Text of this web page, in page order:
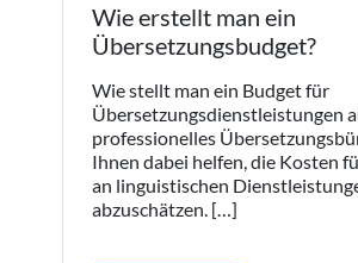
Wie erstellt man ein
Übersetzungsbudget?
Wie stellt man ein Budget für
Übersetzungsdienstleistungen
professionelles
Ihnen dabei helfen, die Kosten
an linguistischen
abzuschätzen. […]